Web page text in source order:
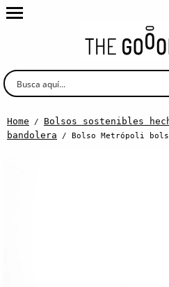
Home / Bolsos sostenibles
bandolera / Bolso Metrópoli